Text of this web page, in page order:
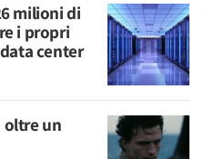
milioni di
i propri
center
oltre un